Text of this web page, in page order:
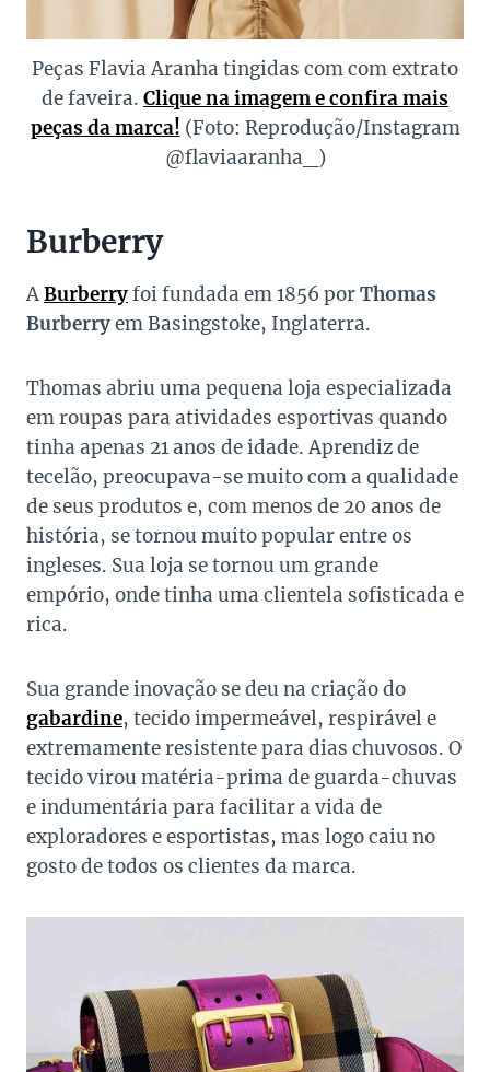
Peças Flavia Aranha tingidas com com extrato
de faveira. Clique na imagem e confira mais
peças da marca! (Foto: Reprodução/Instagram
@flaviaaranha_)
Burberry
ABurberryfoi fundada em 1856 porThomas
Burberryem Basingstoke, Inglaterra.
Thomas abriu uma pequena loja especializada
em roupas para atividades esportivas quando
tinha apenas 21 anos de idade. Aprendiz de
tecelão, preocupava-se muito com a qualidade
de seus produtos e, com menos de 20 anos de
história, se tornou muito popular entre os
ingleses. Sua loja se tornou um grande
empório, onde tinha uma clientela sofisticada e
rica.
Sua grande inovação se deu na criação do
gabardine, tecido impermeável, respirável e
extremamente resistente para dias chuvosos. O
tecido virou matéria-prima de guarda-chuvas
e indumentária para facilitar a vida de
exploradores e esportistas, mas logo caiu no
gosto de todos os clientes da marca.